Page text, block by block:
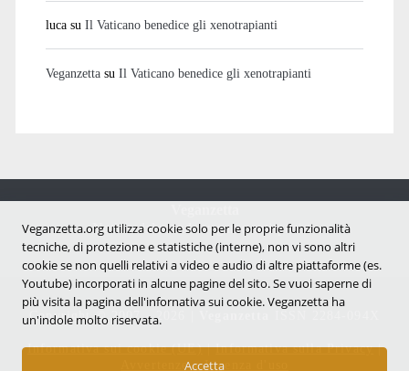
lucasu Il Vaticano benedice gli xenotrapianti
Veganzettasu Il Vaticano benedice gli xenotrapianti
Notizie dal mondo vegan e antispecista
Copyright © 2007 - 2026 |
Informativa sui cookie (UE)|Informativa sulla Privacy|
Avvertenze e Licenza d'uso
Veganzetta.org utilizza cookie solo per le proprie funzionalità
tecniche, di protezione e statistiche (interne), non vi sono altri
cookie se non quelli relativi a video e audio di altre piattaforme (es.
Youtube) incorporati in alcune pagine del sito. Se vuoi saperne di
più visita la pagina dell'infornativa sui cookie. Veganzetta ha
un'indole molto riservata.
Accetta